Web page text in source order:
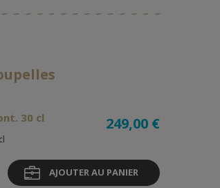
30 cl 249,00 €
AJOUTER AU PANIER